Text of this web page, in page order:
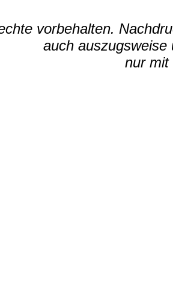
vorbehalten.
auch auszugsweise
nur mit